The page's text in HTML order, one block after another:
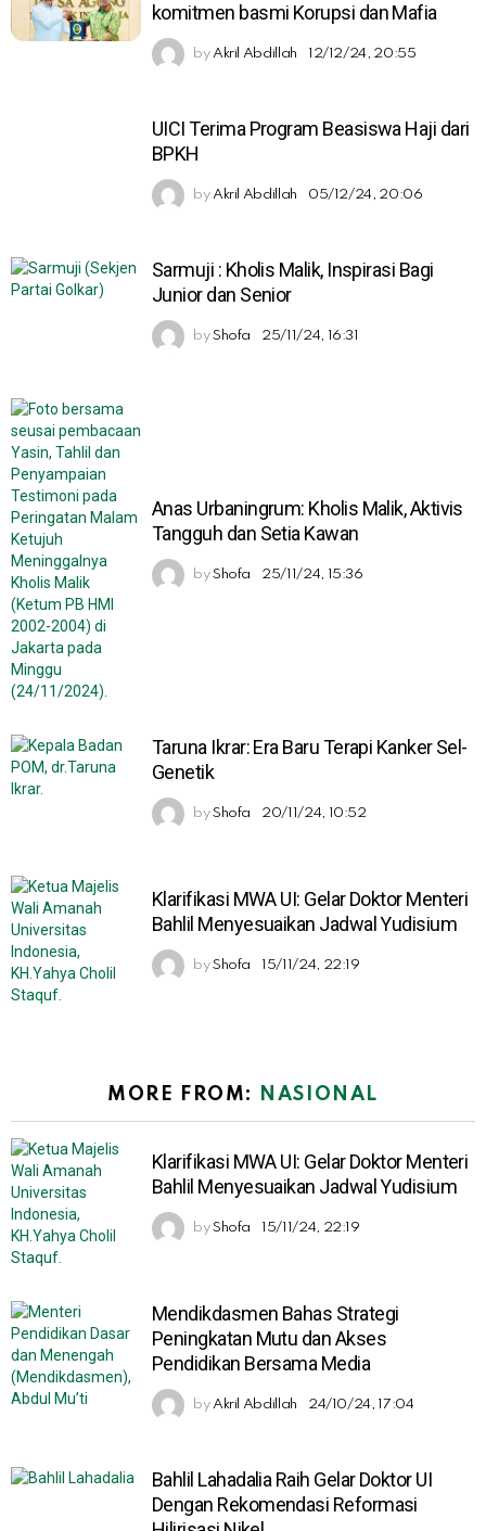
komitmen basmi Korupsi dan Mafia
by Akril Abdillah 12/12/24, 20:55
UICI Terima Program Beasiswa Haji dari
BPKH
by Akril Abdillah 05/12/24, 20:06
Sarmuji : Kholis Malik, Inspirasi Bagi
Junior dan Senior
by Shofa 25/11/24, 16:31
Anas Urbaningrum: Kholis Malik, Aktivis
Tangguh dan Setia Kawan
by Shofa 25/11/24, 15:36
Taruna Ikrar: Era Baru Terapi Kanker Sel-
Genetik
by Shofa 20/11/24, 10:52
Klarifikasi MWA UI: Gelar Doktor Menteri
Bahlil Menyesuaikan Jadwal Yudisium
by Shofa 15/11/24, 22:19
MORE FROM: NASIONAL
Klarifikasi MWA UI: Gelar Doktor Menteri
Bahlil Menyesuaikan Jadwal Yudisium
by Shofa 15/11/24, 22:19
Mendikdasmen Bahas Strategi
Peningkatan Mutu dan Akses
Pendidikan Bersama Media
by Akril Abdillah 24/10/24, 17:04
Bahlil Lahadalia Raih Gelar Doktor UI
Dengan Rekomendasi Reformasi